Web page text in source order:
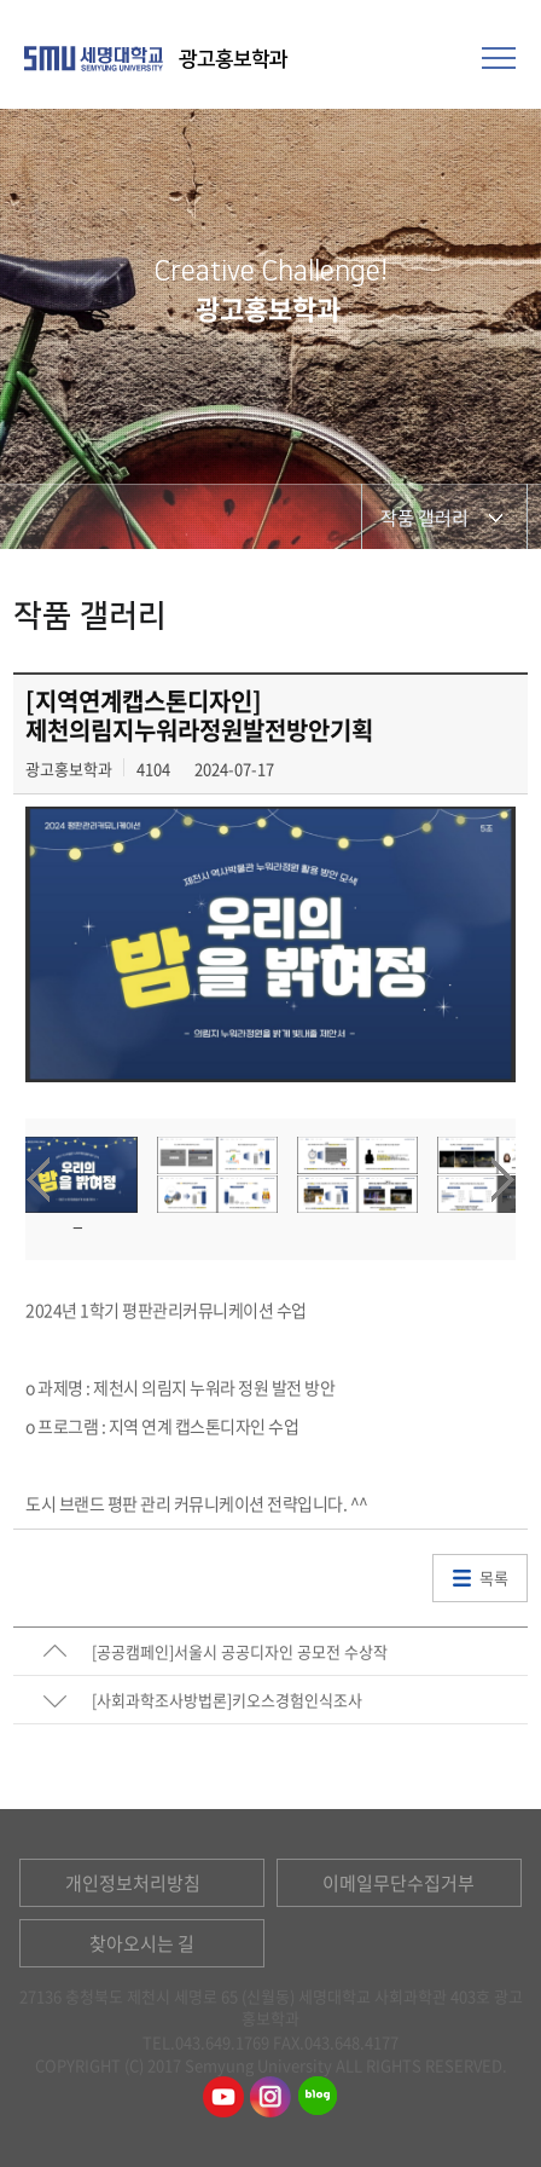
광고홍보학과
Creative Challenge!
광고홍보학과
작품 갤러리
작품 갤러리
작품 갤러리
[지역연계캡스톤디자인]
제천의림지누워라정원발전방안기획
광고홍보학과 4104 2024-07-17
2024년 1학기 평판관리커뮤니케이션 수업
o 과제명 : 제천시 의림지 누워라 정원 발전 방안
o 프로그램 : 지역 연계 캡스톤디자인 수업
도시 브랜드 평판 관리 커뮤니케이션 전략입니다. ^^
목록
[공공캠페인]서울시 공공디자인 공모전 수상작
[사회과학조사방법론]키오스경험인식조사
개인정보처리방침 이메일무단수집거부
찾아오시는 길